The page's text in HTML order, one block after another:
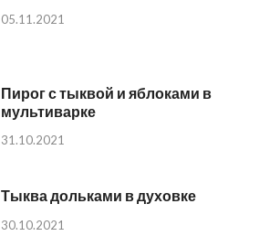
05.11.2021
Пирог с тыквой и яблоками в
мультиварке
31.10.2021
Тыква дольками в духовке
30.10.2021